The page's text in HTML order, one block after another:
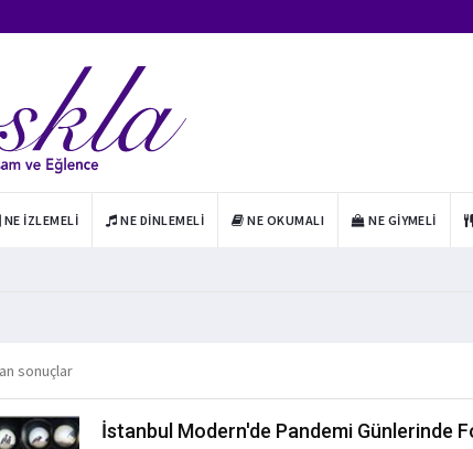
NE İZLEMELI NE DINLEMELI NE OKUMALI NE GIYMELI
sonuçlar
İstanbul Modern'de Pandemi Günlerinde